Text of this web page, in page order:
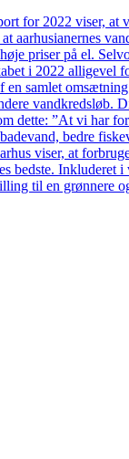
for 2022 viser, at
aarhusianernes
priser på el.
i 2022 alligevel
en samlet
vandkredsløb.
dette: ”At vi har
bedre
viser, at
bedste. Inkluderet i
til en grønnere